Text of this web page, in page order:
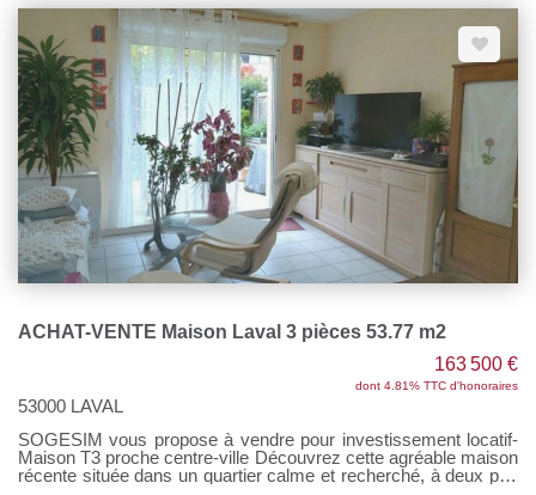
atout : un double garage offrant un vaste espace de
stationnement et de rangement. Réf M312321 Pour tous
renseignements, contactez Sandrine DAVENEL au o7 67 94 90
67 Agent commercial (EI) RSAC n°103643730 Prix net vendeur
: 195000 euros Honoraires de négociation : 9750 euros (5%)
ACHAT-VENTE Maison Laval 3 pièces 53.77 m2
163 500 €
dont 4.81% TTC d'honoraires
53000 LAVAL
SOGESIM vous propose à vendre pour investissement locatif-
Maison T3 proche centre-ville Découvrez cette agréable maison
récente située dans un quartier calme et recherché, à deux pas